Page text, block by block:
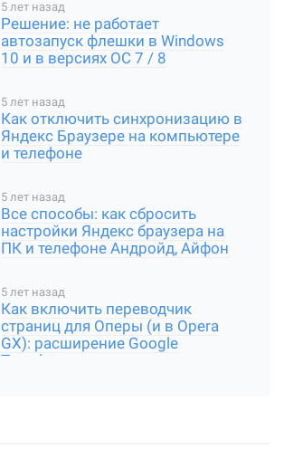
5 лет назад
Решение: не работает
автозапуск флешки в Windows
10 и в версиях ОС 7 / 8
5 лет назад
Как отключить синхронизацию в
Яндекс Браузере на компьютере
и телефоне
5 лет назад
Все способы: как сбросить
настройки Яндекс браузера на
ПК и телефоне Андройд, Айфон
5 лет назад
Как включить переводчик
страниц для Оперы (и в Opera
GX): расширение Google
Translator